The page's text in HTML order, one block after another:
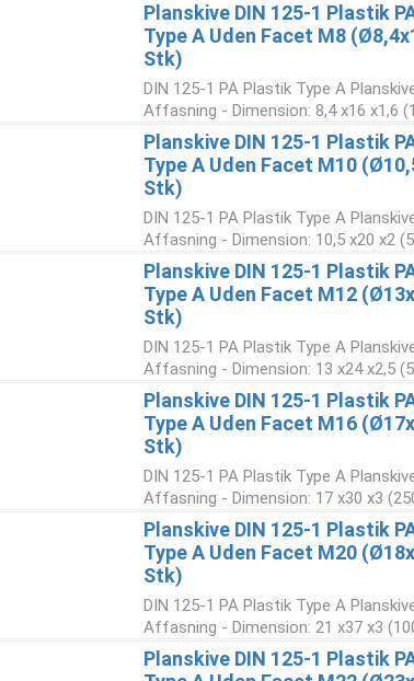
Planskive DIN 125-1 Plastik
Type A Uden Facet M8
Stk)
DIN 125-1 PA Plastik Type A
Affasning - Dimension: 8,4 x16 x1,6
Planskive DIN 125-1 Plastik
Type A Uden Facet M10
Stk)
DIN 125-1 PA Plastik Type A
Affasning - Dimension: 10,5 x20 x2
Planskive DIN 125-1 Plastik
Type A Uden Facet M12
Stk)
DIN 125-1 PA Plastik Type A
Affasning - Dimension: 13 x24 x2,5
Planskive DIN 125-1 Plastik
Type A Uden Facet M16
Stk)
DIN 125-1 PA Plastik Type A
Affasning - Dimension: 17 x30 x3
Planskive DIN 125-1 Plastik
Type A Uden Facet M20
Stk)
DIN 125-1 PA Plastik Type A
Affasning - Dimension: 21 x37 x3
Planskive DIN 125-1 Plastik